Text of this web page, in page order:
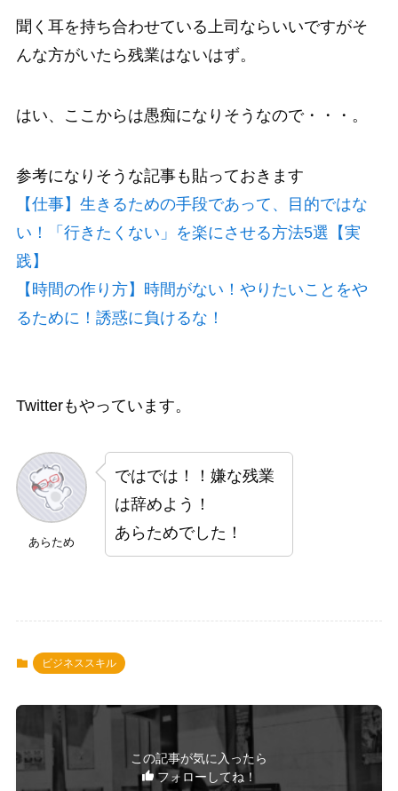
聞く耳を持ち合わせている上司ならいいですがそ
んな方がいたら残業はないはず。
はい、ここからは愚痴になりそうなので・・・。
参考になりそうな記事も貼っておきます
【仕事】生きるための手段であって、目的ではな
い！「行きたくない」を楽にさせる方法5選【実
践】
【時間の作り方】時間がない！やりたいことをや
るために！誘惑に負けるな！
Twitterもやっています。
あらため
ではでは！！嫌な残業
は辞めよう！
あらためでした！
ビジネススキル
この記事が気に入ったら
フォローしてね！